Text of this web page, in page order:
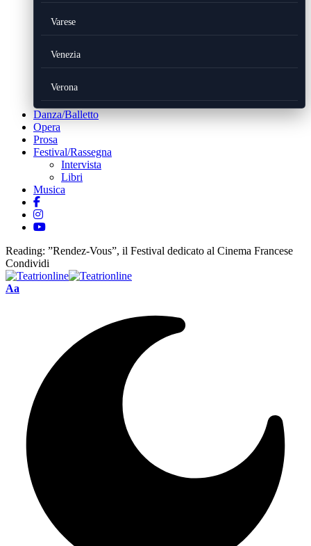
Varese
Venezia
Verona
Danza/Balletto
Opera
Prosa
Festival/Rassegna
Intervista
Libri
Musica
Reading: ”Rendez-Vous”, il Festival dedicato al Cinema Francese
Condividi
Font
Aa